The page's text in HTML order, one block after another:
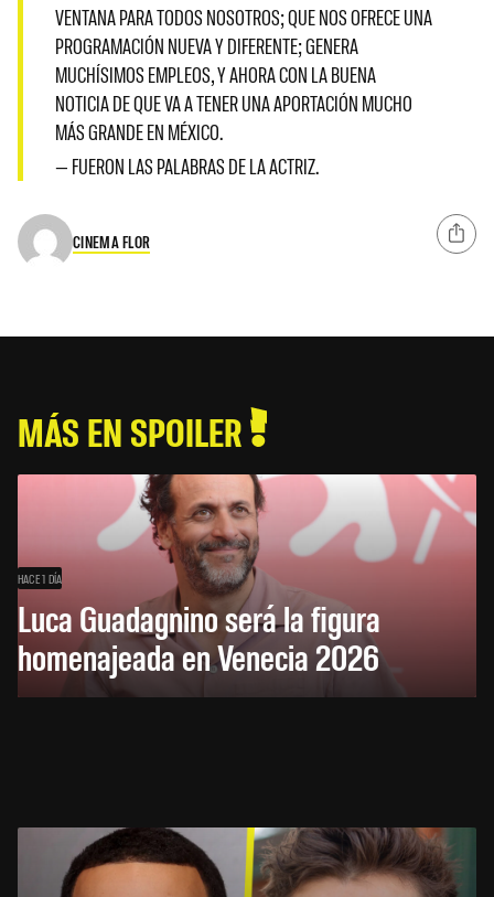
VENTANA PARA TODOS NOSOTROS; QUE NOS OFRECE UNA
PROGRAMACIÓN NUEVA Y DIFERENTE; GENERA
MUCHÍSIMOS EMPLEOS, Y AHORA CON LA BUENA
NOTICIA DE QUE VA A TENER UNA APORTACIÓN MUCHO
MÁS GRANDE EN MÉXICO.
— FUERON LAS PALABRAS DE LA ACTRIZ.
CINEMA FLOR
MÁS EN SPOILER
HACE 1 DÍA
Luca Guadagnino será la figura
homenajeada en Venecia 2026